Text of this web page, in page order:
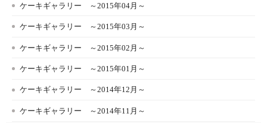
ケーキギャラリー ～2015年04月～
ケーキギャラリー ～2015年03月～
ケーキギャラリー ～2015年02月～
ケーキギャラリー ～2015年01月～
ケーキギャラリー ～2014年12月～
ケーキギャラリー ～2014年11月～